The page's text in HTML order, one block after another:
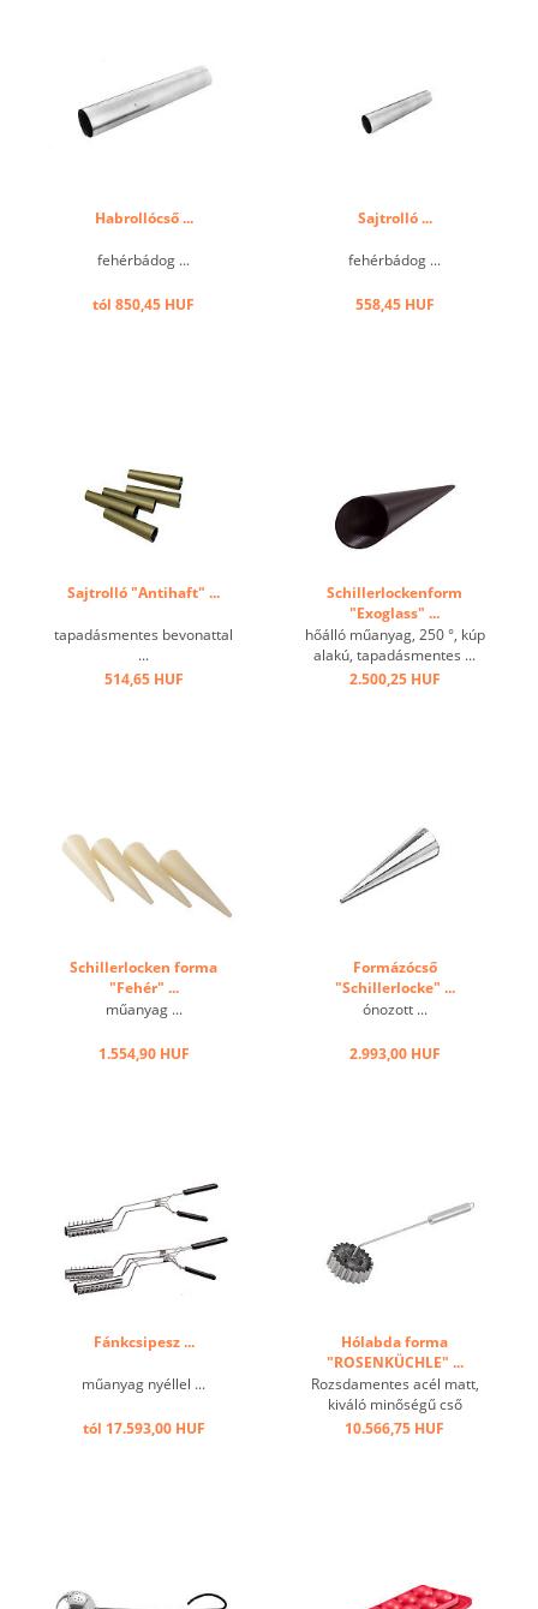
Habrollócső ...
fehérbádog ...
tól 850,45 HUF
Sajtrolló ...
fehérbádog ...
558,45 HUF
Sajtrolló "Antihaft" ...
tapadásmentes bevonattal
...
514,65 HUF
Schillerlockenform
"Exoglass" ...
hőálló műanyag, 250 °, kúp
alakú, tapadásmentes ...
2.500,25 HUF
Schillerlocken forma
"Fehér" ...
műanyag ...
1.554,90 HUF
Formázócső
"Schillerlocke" ...
ónozott ...
2.993,00 HUF
Fánkcsipesz ...
műanyag nyéllel ...
tól 17.593,00 HUF
Hólabda forma
"ROSENKÜCHLE" ...
Rozsdamentes acél matt,
kiváló minőségű cső
fogantyúval, hullámos, 12
10.566,75 HUF